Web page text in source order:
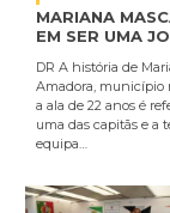
MARIANA
EM SER UMA
DR A história de
Amadora, município
a ala de 22 anos é
uma das capitãs e a
equipa…